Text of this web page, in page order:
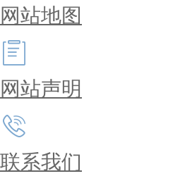
网站地图
网站声明
联系我们